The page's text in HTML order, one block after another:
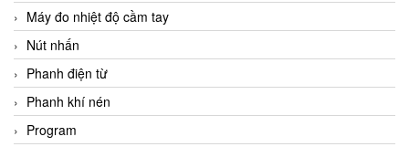
Máy đo nhiệt độ cầm tay
Nút nhấn
Phanh điện từ
Phanh khí nén
Program